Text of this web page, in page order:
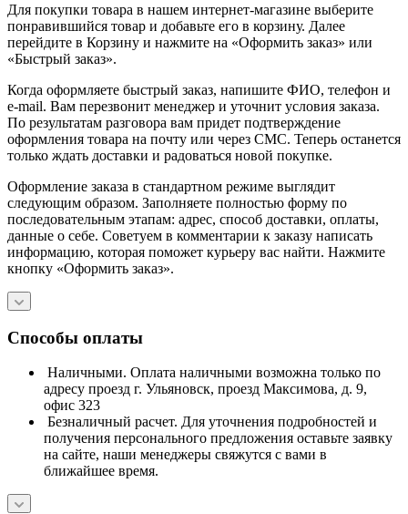
Для покупки товара в нашем интернет-магазине выберите
понравившийся товар и добавьте его в корзину. Далее
перейдите в Корзину и нажмите на «Оформить заказ» или
«Быстрый заказ».
Когда оформляете быстрый заказ, напишите ФИО, телефон и
e-mail. Вам перезвонит менеджер и уточнит условия заказа.
По результатам разговора вам придет подтверждение
оформления товара на почту или через СМС. Теперь останется
только ждать доставки и радоваться новой покупке.
Оформление заказа в стандартном режиме выглядит
следующим образом. Заполняете полностью форму по
последовательным этапам: адрес, способ доставки, оплаты,
данные о себе. Советуем в комментарии к заказу написать
информацию, которая поможет курьеру вас найти. Нажмите
кнопку «Оформить заказ».
Способы оплаты
Наличными. Оплата наличными возможна только по
адресу проезд г. Ульяновск, проезд Максимова, д. 9,
офис 323
Безналичный расчет. Для уточнения подробностей и
получения персонального предложения оставьте заявку
на сайте, наши менеджеры свяжутся с вами в
ближайшее время.